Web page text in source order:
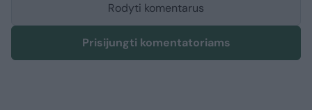
Rodyti komentarus
Prisijungti komentatoriams